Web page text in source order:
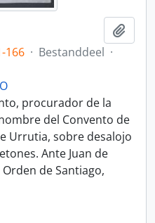
166 · Bestanddeel ·
procurador de la
del Convento de
Urrutia, sobre desalojo
Ante Juan de
de Santiago,